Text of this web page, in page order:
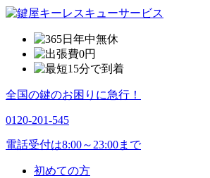
全国の鍵のお困りに急行！
0120-201-545
電話受付は8:00～23:00まで
初めての方